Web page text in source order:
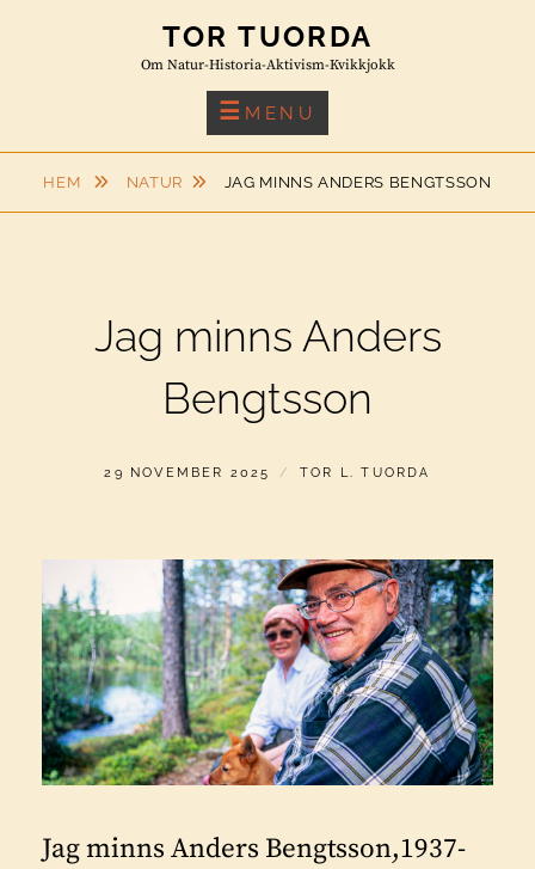
TOR TUORDA
Om Natur-Historia-Aktivism-Kvikkjokk
MENU
HEM NATUR JAG MINNS ANDERS BENGTSSON
Jag minns Anders
Bengtsson
PUBLICERAT
29 NOVEMBER 2025 AV
TOR L. TUORDA
Jag minns Anders Bengtsson,1937-